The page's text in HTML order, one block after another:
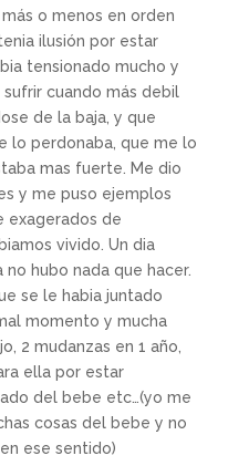
o menos en orden
ilusión por estar
tensionado mucho y
cuando más debil
de la baja, y que
lo perdonaba, que me lo
mas fuerte. Me dio
y me puso ejemplos
exagerados de
vivido. Un dia
hubo nada que hacer.
se le habia juntado
momento y mucha
2 mudanzas en 1 año,
ella por estar
del bebe etc…(yo me
cosas del bebe y no
ese sentido)